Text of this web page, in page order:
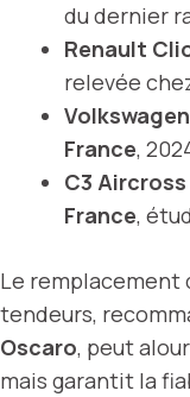
du dernier
Renault
relevée
France,
C3 Aircross
France,
Le remplacement
tendeurs,
Oscaro, peut
mais garantit la